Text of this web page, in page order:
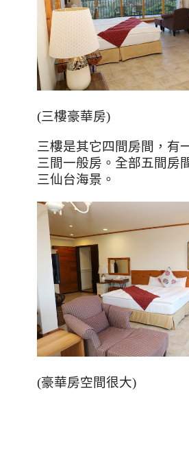
(三樓豪華房)
三樓是其它四間房間，有
三間一般房。全部五間房
三仙台海景。
(豪華房空間很大)